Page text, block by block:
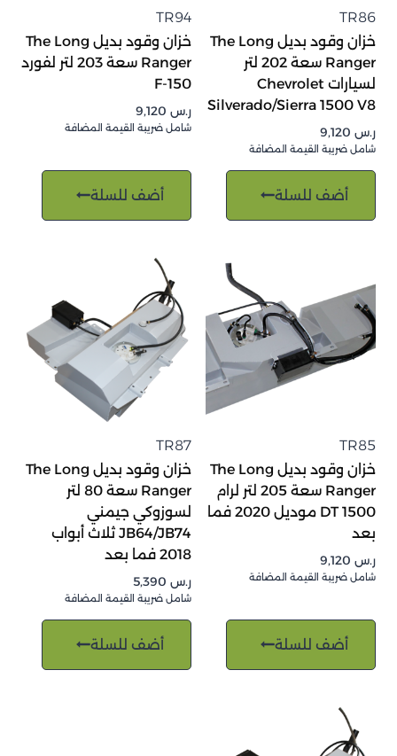
TR86
خزان وقود بديل The Long
Ranger سعة 202 لتر
لسيارات Chevrolet
Silverado/Sierra 1500 V8
ر.س
شامل ضريبة القيمة المضافة
أضف للسلة
TR94
خزان وقود بديل The Long
Ranger سعة 203 لتر لفورد
F-150
ر.س
شامل ضريبة القيمة المضافة
أضف للسلة
TR85
خزان وقود بديل The Long
Ranger سعة 205 لتر لرام
1500 DT موديل 2020 فما
بعد
ر.س
شامل ضريبة القيمة المضافة
أضف للسلة
TR87
خزان وقود بديل The Long
Ranger سعة 80 لتر
لسوزوكي جيمني
JB64/JB74 ثلاث أبواب
2018 فما بعد
ر.س
شامل ضريبة القيمة المضافة
أضف للسلة